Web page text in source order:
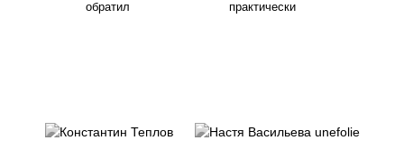
обратил
практически